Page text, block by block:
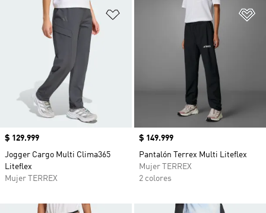
Añadir a la lista de deseos
Precio
$ 129.999
Jogger Cargo Multi Clima365
Liteflex
Mujer TERREX
Precio
$ 149.999
Pantalón Terrex Multi Liteflex
Mujer TERREX
2 colores